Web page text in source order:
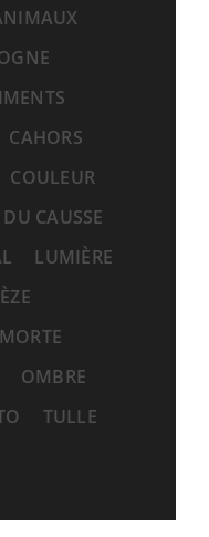
CAHORS
COULEUR
CAUSSE
LUMIÈRE
OMBRE
TULLE